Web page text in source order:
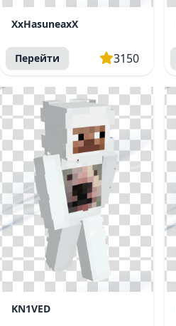
XxHasuneaxX
Перейти 3150
KN1VED